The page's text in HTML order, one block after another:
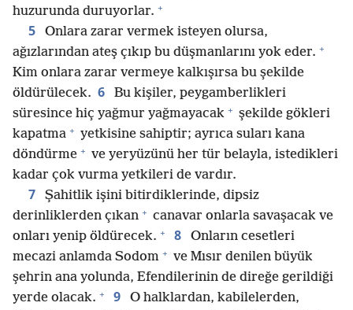
huzurunda duruyorlar. +
5
Onlara zarar vermek isteyen olursa,
ağızlarından ateş çıkıp bu düşmanlarını yok eder. +
Kim onlara zarar vermeye kalkışırsa bu şekilde
öldürülecek. 6
Bu kişiler, peygamberlikleri
süresince hiç yağmur yağmayacak + şekilde gökleri
kapatma + yetkisine sahiptir; ayrıca suları kana
döndürme + ve yeryüzünü her tür belayla, istedikleri
kadar çok vurma yetkileri de vardır.
7
Şahitlik işini bitirdiklerinde, dipsiz
derinliklerden çıkan + canavar onlarla savaşacak ve
onları yenip öldürecek. + 8
Onların cesetleri
mecazi anlamda Sodom + ve Mısır denilen büyük
şehrin ana yolunda, Efendilerinin de direğe gerildiği
yerde olacak. + 9
O halklardan, kabilelerden,